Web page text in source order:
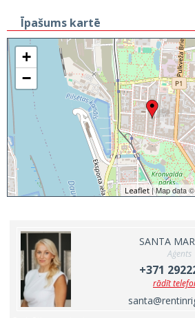
Īpašums kartē
+
−
Leaflet| Map data
SANTA
Aģents
+371
rādīt